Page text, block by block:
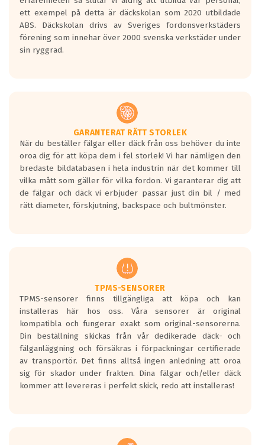
ett exempel på detta är däckskolan som 2020 utbildade
ABS. Däckskolan drivs av Sveriges fordonsverkstäders
förening som innehar över 2000 svenska verkstäder under
sin ryggrad.
GARANTERAT RÄTT STORLEK
När du beställer fälgar eller däck från oss behöver du inte
oroa dig för att köpa dem i fel storlek! Vi har nämligen den
bredaste bildatabasen i hela industrin när det kommer till
vilka mått som gäller för vilka fordon. Vi garanterar dig att
de fälgar och däck vi erbjuder passar just din bil / med
rätt diameter, förskjutning, backspace och bultmönster.
TPMS-SENSORER
TPMS-sensorer finns tillgängliga att köpa och kan
installeras här hos oss. Våra sensorer är original
kompatibla och fungerar exakt som original-sensorerna.
Din beställning skickas från vår dedikerade däck- och
fälganläggning och försäkras i förpackningar certifierade
av transportör. Det finns alltså ingen anledning att oroa
sig för skador under frakten. Dina fälgar och/eller däck
kommer att levereras i perfekt skick, redo att installeras!